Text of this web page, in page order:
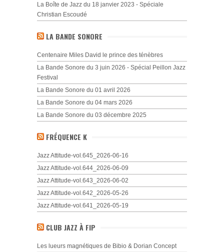
La Boîte de Jazz du 18 janvier 2023 - Spéciale
Christian Escoudé
LA BANDE SONORE
Centenaire Miles David le prince des ténèbres
La Bande Sonore du 3 juin 2026 - Spécial Peillon Jazz
Festival
La Bande Sonore du 01 avril 2026
La Bande Sonore du 04 mars 2026
La Bande Sonore du 03 décembre 2025
FRÉQUENCE K
Jazz Attitude-vol.645_2026-06-16
Jazz Attitude-vol.644_2026-06-09
Jazz Attitude-vol.643_2026-06-02
Jazz Attitude-vol.642_2026-05-26
Jazz Attitude-vol.641_2026-05-19
CLUB JAZZ À FIP
Les lueurs magnétiques de Bibio & Dorian Concept